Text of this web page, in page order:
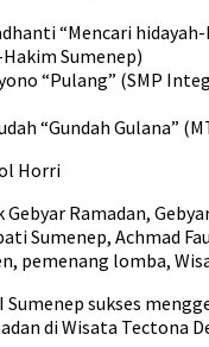
“Mencari hidayah-
Sumenep)
“Pulang” (SMP
“Gundah Gulana”
Horri
Ramadan,
Sumenep, Achmad
pemenang lomba,
Sumenep sukses
di Wisata Tectona